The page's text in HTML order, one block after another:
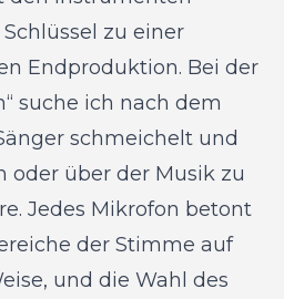
zu einer
Endproduktion. Bei der
suche ich nach dem
schmeichelt und
oder über der Musik zu
Jedes Mikrofon betont
der Stimme auf
und die Wahl des